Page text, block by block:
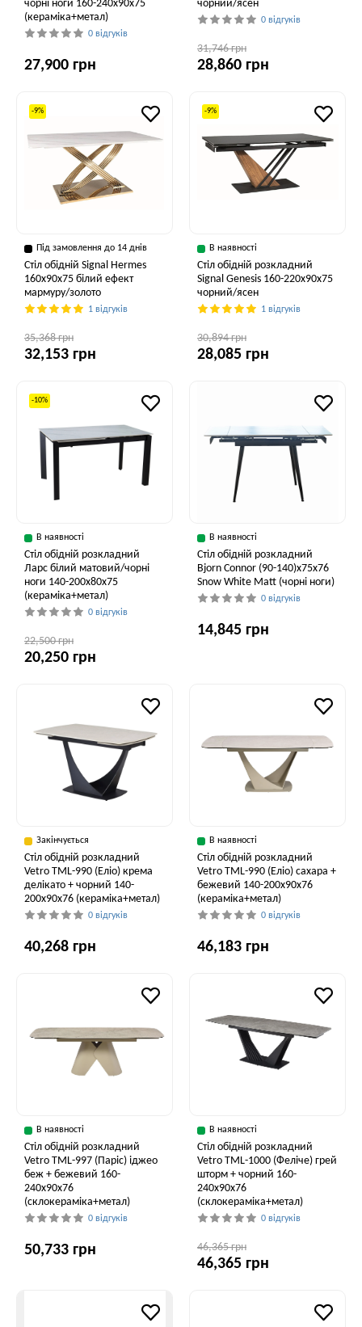
чорні ноги 160-240x90x75
(кераміка+метал)
0 відгуків
27,900 грн
чорний/ясен
0 відгуків
31,746 грн
28,860 грн
-9%
Під замовлення до 14 днів
Стіл обідній Signal Hermes
160x90x75 білий ефект
мармуру/золото
1 відгуків
35,368 грн
32,153 грн
-9%
В наявності
Стіл обідній розкладний
Signal Genesis 160-220x90x75
чорний/ясен
1 відгуків
30,894 грн
28,085 грн
-10%
В наявності
Стіл обідній розкладний
Ларс білий матовий/чорні
ноги 140-200x80x75
(кераміка+метал)
0 відгуків
22,500 грн
20,250 грн
В наявності
Стіл обідній розкладний
Bjorn Connor (90-140)х75х76
Snow White Matt (чорні ноги)
0 відгуків
14,845 грн
Закінчується
Стіл обідній розкладний
Vetro TML-990 (Еліо) крема
делікато + чорний 140-
200x90x76 (кераміка+метал)
0 відгуків
40,268 грн
В наявності
Стіл обідній розкладний
Vetro ТМL-990 (Еліо) сахара +
бежевий 140-200x90x76
(кераміка+метал)
0 відгуків
46,183 грн
В наявності
Стіл обідній розкладний
Vetro ТМL-997 (Паріс) іджео
беж + бежевий 160-
240x90x76
(склокераміка+метал)
0 відгуків
50,733 грн
В наявності
Стіл обідній розкладний
Vetro ТМL-1000 (Феліче) грей
шторм + чорний 160-
240x90x76
(склокераміка+метал)
0 відгуків
46,365 грн
46,365 грн